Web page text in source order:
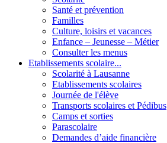
Santé et prévention
Familles
Culture, loisirs et vacances
Enfance – Jeunesse – Métier
Consulter les menus
Etablissements scolaire...
Scolarité à Lausanne
Etablissements scolaires
Journée de l'élève
Transports scolaires et Pédibus
Camps et sorties
Parascolaire
Demandes d’aide financière